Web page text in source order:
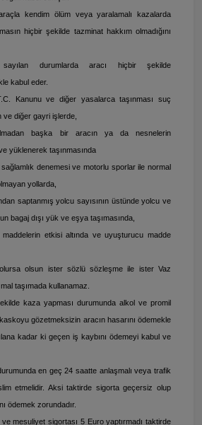
kendim ölüm veya yaralamalı kazalarda
hiçbir şekilde tazminat hakkım olmadığını
durumlarda aracı hiçbir şekilde
kabul eder.
Kanunu ve diğer yasalarca taşınması suç
ve diğer gayri işlerde,
başka bir aracın ya da nesnelerin
yüklenerek taşınmasında
sağlamlık denemesi ve motorlu sporlar ile normal
yollarda,
saptanmış yolcu sayısının üstünde yolcu ve
bagaj dışı yük ve eşya taşımasında,
etkisi altında ve uyuşturucu madde
olsun ister sözlü sözleşme ile ister Vaz
taşımada kullanamaz.
kaza yapması durumunda alkol ve promil
gözetmeksizin aracın hasarını ödemekle
kadar ki geçen iş kaybını ödemeyi kabul ve
en geç 24 saatte anlaşmalı veya trafik
etmelidir. Aksi taktirde sigorta geçersiz olup
ödemek zorundadır.
mesuliyet sigortası 5 Euro yaptırmadı taktirde